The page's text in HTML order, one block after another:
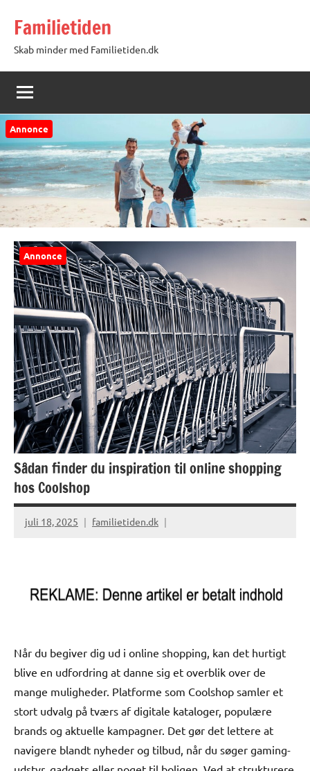
indhold
Familietiden
Skab minder med Familietiden.dk
Annonce
Annonce
Sådan finder du inspiration til online shopping
hos Coolshop
juli 18, 2025 familietiden.dk
Når du begiver dig ud i online shopping, kan det hurtigt
blive en udfordring at danne sig et overblik over de
mange muligheder. Platforme som Coolshop samler et
stort udvalg på tværs af digitale kataloger, populære
brands og aktuelle kampagner. Det gør det lettere at
navigere blandt nyheder og tilbud, når du søger gaming-